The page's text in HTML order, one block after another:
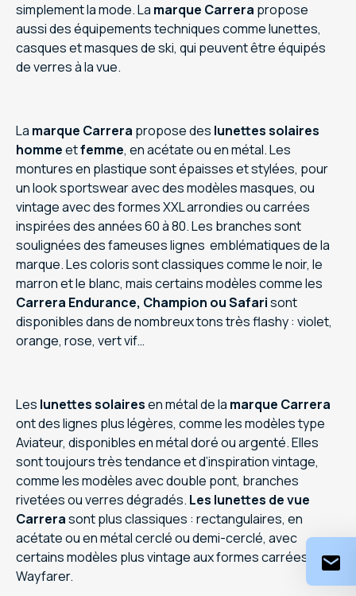
simplement la mode. La marque Carrera propose
aussi des équipements techniques comme lunettes,
casques et masques de ski, qui peuvent être équipés
de verres à la vue.
La marque Carrera propose des lunettes solaires
hommeetfemme, en acétate ou en métal. Les
montures en plastique sont épaisses et stylées, pour
un look sportswear avec des modèles masques, ou
vintage avec des formes XXL arrondies ou carrées
inspirées des années 60 à 80. Les branches sont
soulignées des fameuses lignes emblématiques de la
marque. Les coloris sont classiques comme le noir, le
marron et le blanc, mais certains modèles comme les
Carrera Endurance, Champion ou Safarisont
disponibles dans de nombreux tons très flashy : violet,
orange, rose, vert vif…
Les lunettes solairesen métal de la marque Carrera
ont des lignes plus légères, comme les modèles type
Aviateur, disponibles en métal doré ou argenté. Elles
sont toujours très tendance et d’inspiration vintage,
comme les modèles avec double pont, branches
rivetées ou verres dégradés. Les lunettes de vue
Carrerasont plus classiques : rectangulaires, en
acétate ou en métal cerclé ou demi-cerclé, avec
certains modèles plus vintage aux formes carrées type
Wayfarer.